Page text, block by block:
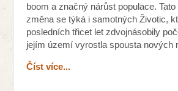
boom a značný nárůst populace.
změna se týká i samotných Životic,
posledních třicet let zdvojnásobily
jejím území vyrostla spousta nových
Číst více...